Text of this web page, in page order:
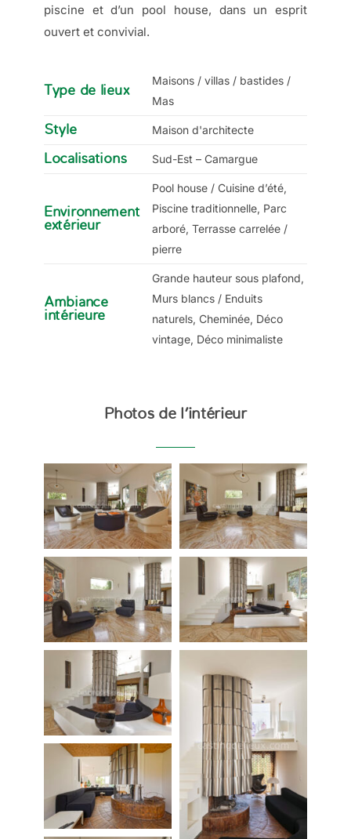
piscine et d’un pool house, dans un esprit
ouvert et convivial.
Type de lieux
Maisons / villas / bastides /
Mas
Style Maison d'architecte
Localisations Sud-Est – Camargue
Environnement
extérieur
Pool house / Cuisine d’été,
Piscine traditionnelle, Parc
arboré, Terrasse carrelée /
pierre
Ambiance
intérieure
Grande hauteur sous plafond,
Murs blancs / Enduits
naturels, Cheminée, Déco
vintage, Déco minimaliste
Photos de l’intérieur